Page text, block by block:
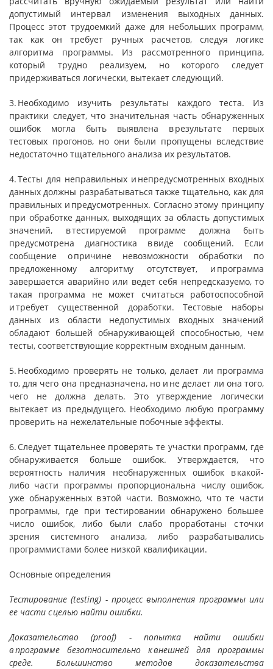
допустимый интервал изменения выходных данных.
Процесс этот трудоемкий даже для небольших про­грамм,
так как он требует ручных расчетов, следуя логике
алгоритма программы. Из рассмотренного принципа,
который трудно реализуем, но которого следует
придерживаться логически, вытекает следующий.
3. Необходимо изучить результаты каждого теста. Из
практики следует, что значительная часть обнаруженных
ошибок могла быть выявлена в результате первых
тестовых прогонов, но они были пропущены вследствие
недостаточно тщательного анализа их результатов.
4. Тесты для неправильных и непредусмотренных входных
данных должны разрабатываться также тщательно, как для
правильных и предусмотренных. Согласно этому принципу
при обработке данных, выходящих за область допустимых
значений, в тестируемой программе должна быть
предусмотрена диагностика в виде сообщений. Если
сообще­ние о причине невозможности обработки по
предложенному алго­ритму отсутствует, и программа
завершается аварийно или ведет себя непредсказуемо, то
такая программа не может считаться ра­ботоспособной
и требует существенной доработки. Тестовые наборы
данных из области недопустимых входных значений
обладают большей обнаруживающей способностью, чем
тесты, соответствующие корректным входным данным.
5. Необходимо проверять не только, делает ли программа
то, для чего она предназначена, но и не делает ли она того,
чего не должна делать. Это утверждение логически
вытекает из предыдущего. Необ­ходимо любую программу
проверить на нежелательные побочные эффекты.
6. Следует тщательнее проверять те участки программ, где
обнаруживается больше ошибок. Утверждается, что
вероятность наличия необнаруженных ошибок в какой-
либо части программы пропорциональна числу ошибок,
уже обнаруженных в этой части. Возможно, что те части
программы, где при тестировании об­наружено большее
число ошибок, либо были слабо проработаны с точки
зрения системного анализа, либо разрабатывались
програм­мистами более низкой квалификации.
Основные определения
Тестирование (testing) - процесс выполнения программы или
ее части с целью найти ошибки.
Доказательство (proof) - попытка найти ошибки
в программе безотносительно к внешней для программы
среде. Большинство методов доказательства